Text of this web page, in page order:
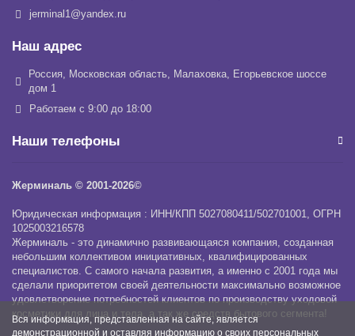
Вся информация, представленная на сайте, является
демонстрационной и оставляя информацию о своих персональных
jerminal1@yandex.ru
Наш адрес
Россия, Московская область, Малаховка, Егорьевское шоссе
дом 1
Работаем с 9:00 до 18:00
Наши телефоны
Жерминаль © 2001-2026©
Юридическая информация : ИНН/КПП 5027080411/502701001, ОГРН
1025003216578
Жерминаль - это динамично развивающаяся компания, созданная
небольшим коллективом инициативных, квалифицированных
специалистов. С самого начала развития, а именно с 2001 года мы
сделали приоритетом своей деятельности максимально возможное
удовлетворение потребностей клиентов по производству уходовой
косметики для лица и тела, а так же средств бытового сегмента!